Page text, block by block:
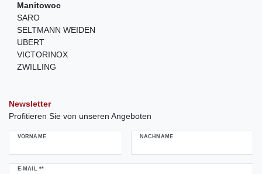
Manitowoc
SARO
SELTMANN WEIDEN
UBERT
VICTORINOX
ZWILLING
Newsletter
Profitieren Sie von unseren Angeboten
VORNAME NACHNAME
E-MAIL **
Newsletter